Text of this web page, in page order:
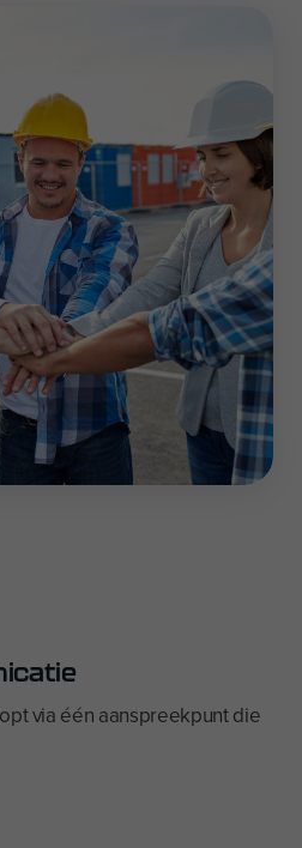
via één aanspreekpunt die